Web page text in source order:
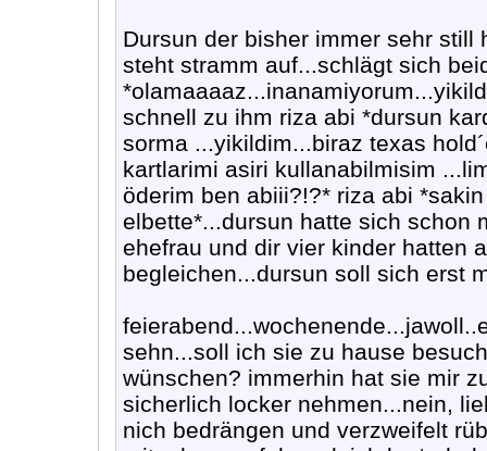
Dursun der bisher immer sehr
steht stramm auf...schlägt sich
schnell zu ihm riza abi *dursun
sorma ...yikildim...biraz texas
kartlarimi asiri kullanabilmisim
öderim ben abiii?!?* riza abi
elbette*...dursun hatte sich schon
ehefrau und dir vier kinder hatten
begleichen...dursun soll sich erst
sehn...soll ich sie zu hause
wünschen? immerhin hat sie mir
sicherlich locker nehmen...nein,
nich bedrängen und verzweifelt